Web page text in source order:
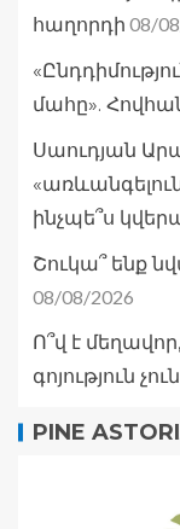
հաղորդի 08/
մահը».
Սաուդյան
ինչպե՞ս
Շուկա՞ ենք
08/08/2026
Ո՞վ է
գոյություն
PINE